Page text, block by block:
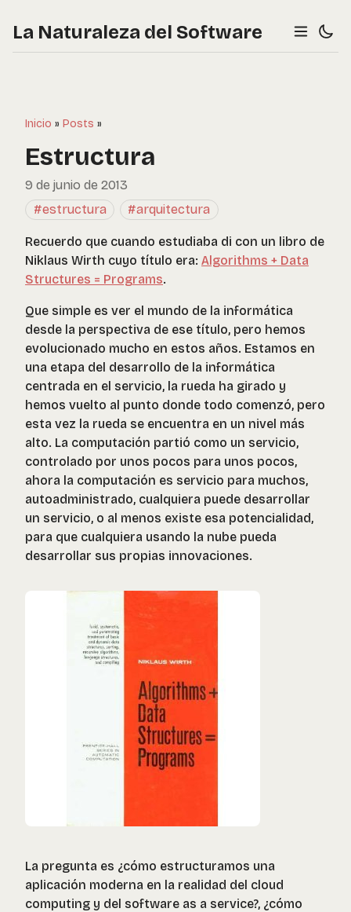
La Naturaleza del Software
Inicio » Posts »
Estructura
9 de junio de 2013
#estructura
#arquitectura
Recuerdo que cuando estudiaba di con un libro de
Niklaus Wirth cuyo título era: Algorithms + Data
Structures = Programs.
Que simple es ver el mundo de la informática
desde la perspectiva de ese título, pero hemos
evolucionado mucho en estos años. Estamos en
una etapa del desarrollo de la informática
centrada en el servicio, la rueda ha girado y
hemos vuelto al punto donde todo comenzó, pero
esta vez la rueda se encuentra en un nivel más
alto. La computación partió como un servicio,
controlado por unos pocos para unos pocos,
ahora la computación es servicio para muchos,
autoadministrado, cualquiera puede desarrollar
un servicio, o al menos existe esa potencialidad,
para que cualquiera usando la nube pueda
desarrollar sus propias innovaciones.
La pregunta es ¿cómo estructuramos una
aplicación moderna en la realidad del cloud
computing y del software as a service?, ¿cómo